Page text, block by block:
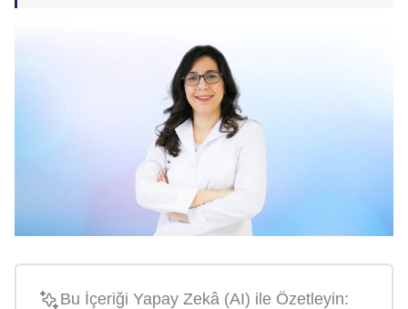
Bu İçeriği Yapay Zekâ (AI) ile Özetleyin: